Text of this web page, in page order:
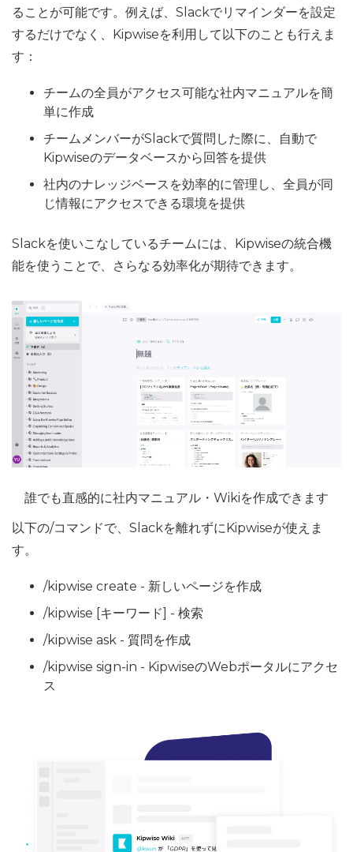
ることが可能です。例えば、Slackでリマインダーを設定
するだけでなく、Kipwiseを利用して以下のことも行えま
す：
チームの全員がアクセス可能な社内マニュアルを簡
単に作成
チームメンバーがSlackで質問した際に、自動で
Kipwiseのデータベースから回答を提供
社内のナレッジベースを効率的に管理し、全員が同
じ情報にアクセスできる環境を提供
Slackを使いこなしているチームには、Kipwiseの統合機
能を使うことで、さらなる効率化が期待できます。
誰でも直感的に社内マニュアル・Wikiを作成できます
以下の/コマンドで、Slackを離れずにKipwiseが使えま
す。
/kipwise create - 新しいページを作成
/kipwise [キーワード] - 検索
/kipwise ask - 質問を作成
/kipwise sign-in - KipwiseのWebポータルにアクセ
ス